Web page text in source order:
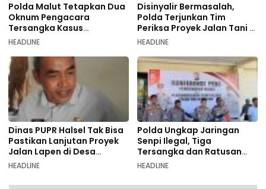
Polda Malut Tetapkan Dua
Oknum Pengacara
Tersangka Kasus
Pemalsuan Dokumen
HEADLINE
Disinyalir Bermasalah,
Polda Terjunkan Tim
Periksa Proyek Jalan Tani di
Galala
HEADLINE
Dinas PUPR Halsel Tak Bisa
Pastikan Lanjutan Proyek
Jalan Lapen di Desa
Sambiki
HEADLINE
Polda Ungkap Jaringan
Senpi Ilegal, Tiga
Tersangka dan Ratusan
Amunisi Diamankan
HEADLINE